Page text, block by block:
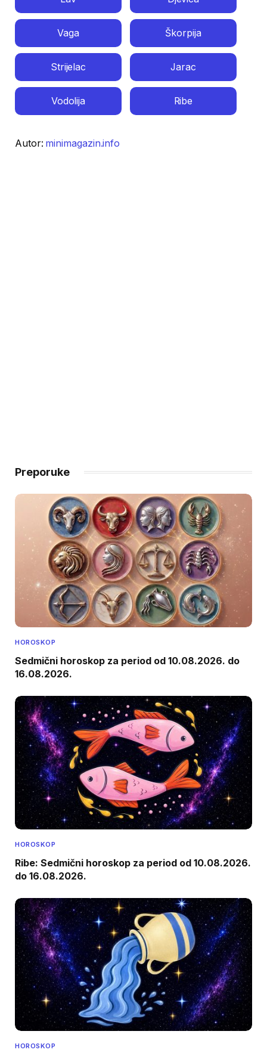
Vaga Škorpija
Strijelac Jarac
Vodolija Ribe
Autor: minimagazin.info
Preporuke
HOROSKOP
Sedmični horoskop za period od 10.08.2026. do
16.08.2026.
HOROSKOP
Ribe: Sedmični horoskop za period od 10.08.2026.
do 16.08.2026.
HOROSKOP